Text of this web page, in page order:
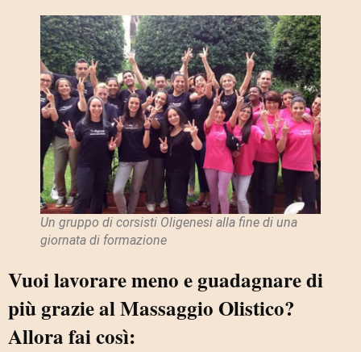
Un gruppo di corsisti Oligenesi alla fine di una
giornata di formazione
Vuoi lavorare meno e guadagnare di
più grazie al Massaggio Olistico?
Allora fai così: